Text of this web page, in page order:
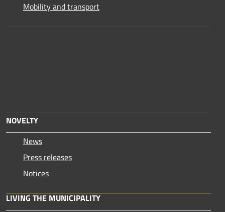
Mobility and transport
NOVELTY
News
Press releases
Notices
LIVING THE MUNICIPALITY